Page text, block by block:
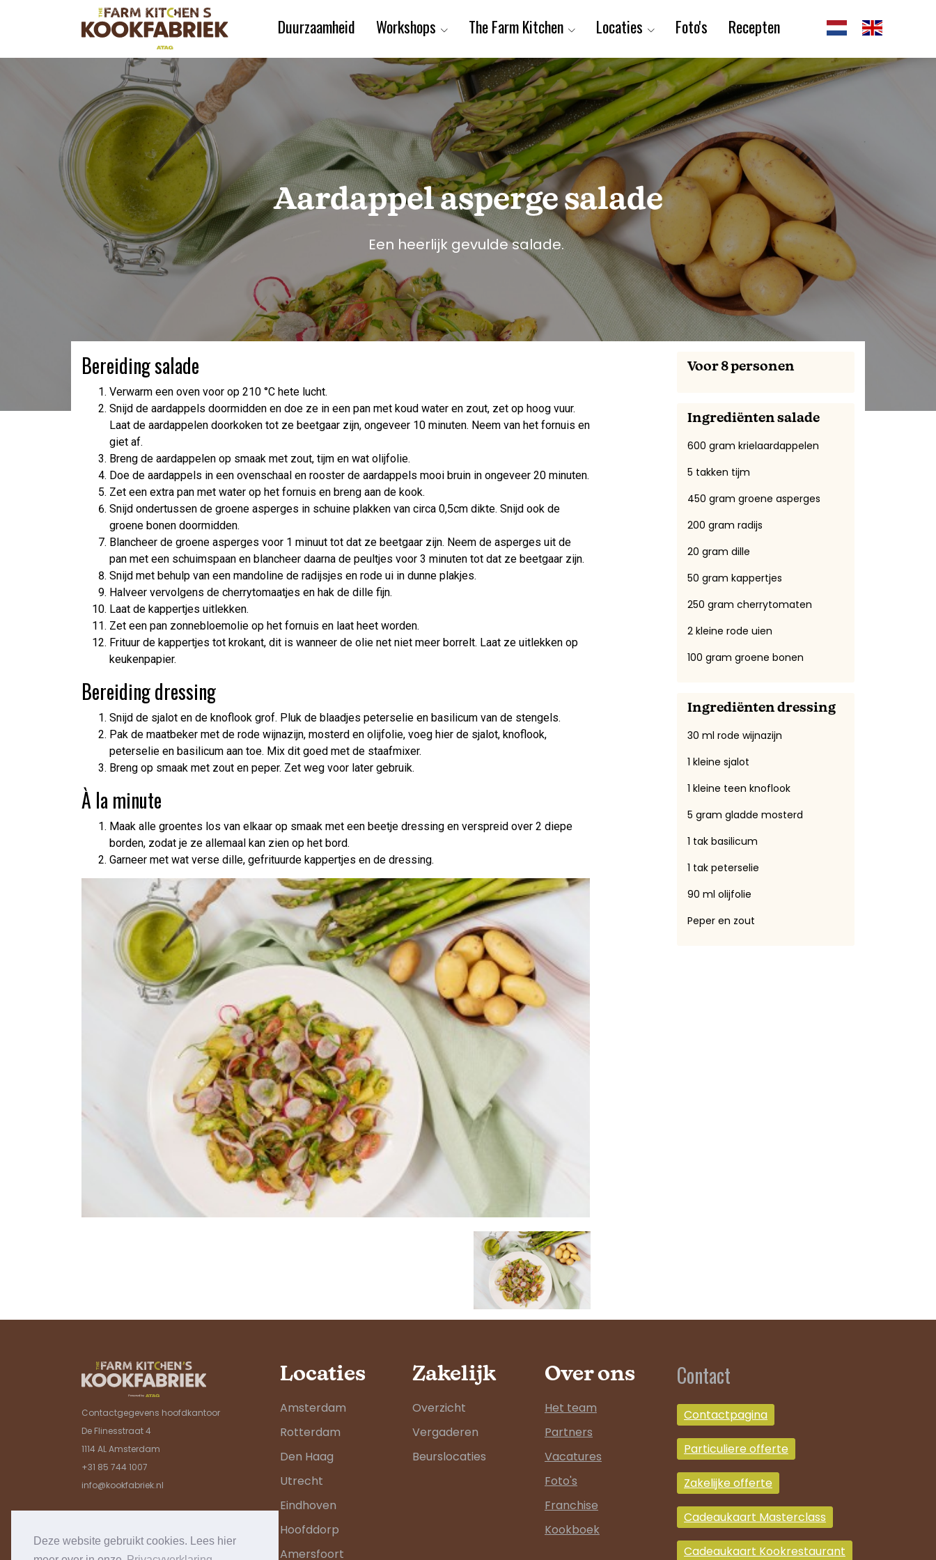
Deze website gebruikt cookies. Lees hier
Duurzaamheid Workshops The Farm Kitchen Locaties Foto's Recepten
Aardappel asperge salade
Een heerlijk gevulde salade.
Bereiding salade
Verwarm een oven voor op 210 °C hete lucht.
Snijd de aardappels doormidden en doe ze in een pan met koud water en zout, zet op hoog vuur.
Laat de aardappelen doorkoken tot ze beetgaar zijn, ongeveer 10 minuten. Neem van het fornuis en
giet af.
Breng de aardappelen op smaak met zout, tijm en wat olijfolie.
Doe de aardappels in een ovenschaal en rooster de aardappels mooi bruin in ongeveer 20 minuten.
Zet een extra pan met water op het fornuis en breng aan de kook.
Snijd ondertussen de groene asperges in schuine plakken van circa 0,5cm dikte. Snijd ook de
groene bonen doormidden.
Blancheer de groene asperges voor 1 minuut tot dat ze beetgaar zijn. Neem de asperges uit de
pan met een schuimspaan en blancheer daarna de peultjes voor 3 minuten tot dat ze beetgaar zijn.
Snijd met behulp van een mandoline de radijsjes en rode ui in dunne plakjes.
Halveer vervolgens de cherrytomaatjes en hak de dille fijn.
Laat de kappertjes uitlekken.
Zet een pan zonnebloemolie op het fornuis en laat heet worden.
Frituur de kappertjes tot krokant, dit is wanneer de olie net niet meer borrelt. Laat ze uitlekken op
keukenpapier.
Bereiding dressing
Snijd de sjalot en de knoflook grof. Pluk de blaadjes peterselie en basilicum van de stengels.
Pak de maatbeker met de rode wijnazijn, mosterd en olijfolie, voeg hier de sjalot, knoflook,
peterselie en basilicum aan toe. Mix dit goed met de staafmixer.
Breng op smaak met zout en peper. Zet weg voor later gebruik.
À la minute
Maak alle groentes los van elkaar op smaak met een beetje dressing en verspreid over 2 diepe
borden, zodat je ze allemaal kan zien op het bord.
Garneer met wat verse dille, gefrituurde kappertjes en de dressing.
Voor 8 personen
Ingrediënten salade
600 gram krielaardappelen
5 takken tijm
450 gram groene asperges
200 gram radijs
20 gram dille
50 gram kappertjes
250 gram cherrytomaten
2 kleine rode uien
100 gram groene bonen
Ingrediënten dressing
30 ml rode wijnazijn
1 kleine sjalot
1 kleine teen knoflook
5 gram gladde mosterd
1 tak basilicum
1 tak peterselie
90 ml olijfolie
Peper en zout
Contactgegevens hoofdkantoor
De Flinesstraat 4
1114 AL Amsterdam
+31 85 744 1007
info@kookfabriek.nl
Locaties
Amsterdam
Rotterdam
Den Haag
Utrecht
Eindhoven
Hoofddorp
Amersfoort
Zakelijk
Overzicht
Vergaderen
Beurslocaties
Over ons
Het team
Partners
Vacatures
Foto's
Franchise
Kookboek
Contact
Contactpagina
Particuliere offerte
Zakelijke offerte
Cadeaukaart Masterclass
Cadeaukaart Kookrestaurant